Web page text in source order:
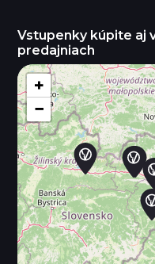
Vstupenky kúpite aj
predajniach
+
−